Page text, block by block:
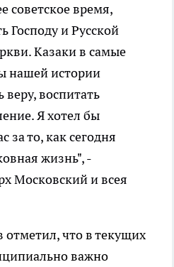
советское время,
Господу и Русской
Казаки в самые
нашей истории
веру, воспитать
Я хотел бы
за то, как сегодня
жизнь", -
Московский и всея
что в текущих
важно